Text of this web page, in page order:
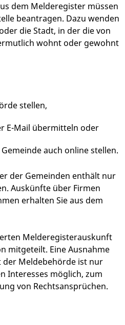
dem Melderegister müssen
beantragen. Dazu wenden
die Stadt, in der die von
wohnt oder gewohnt
stellen,
E-Mail übermitteln oder
auch online stellen.
der Gemeinden enthält nur
Auskünfte über Firmen
erhalten Sie aus dem
Melderegisterauskunft
mitgeteilt. Eine Ausnahme
Meldebehörde ist nur
Interesses möglich, zum
von Rechtsansprüchen.